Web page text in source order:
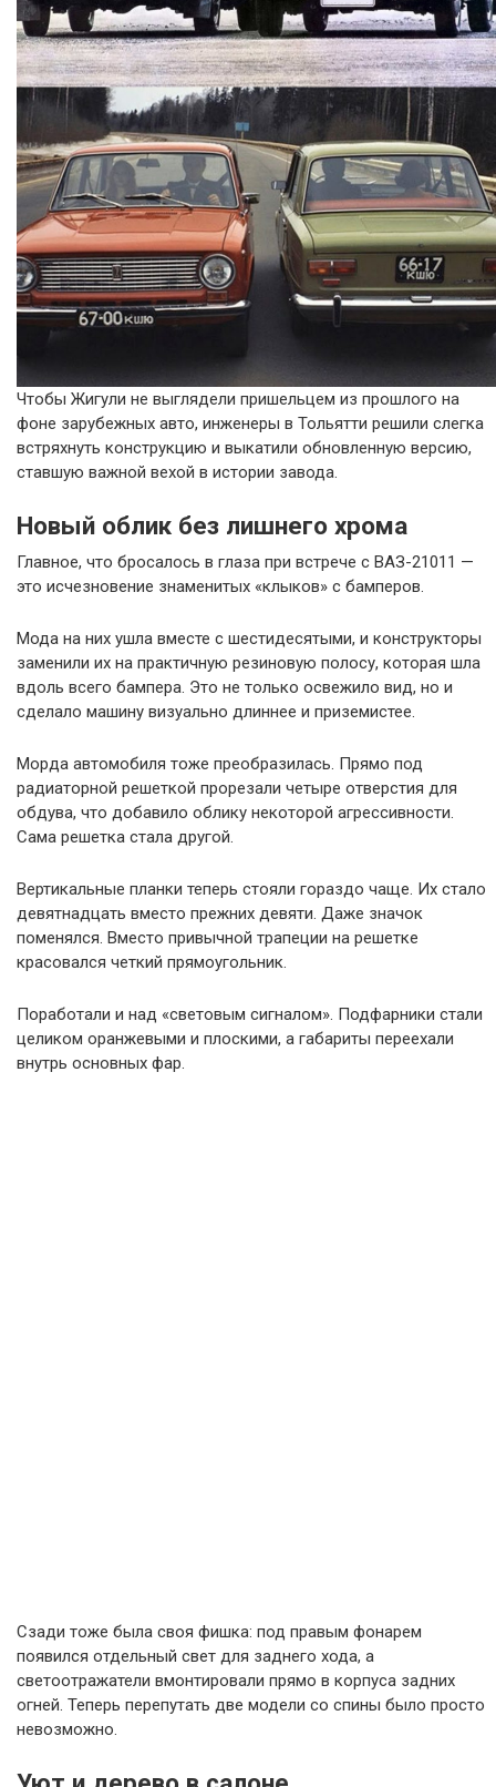
Чтобы Жигули не выглядели пришельцем из прошлого на
фоне зарубежных авто, инженеры в Тольятти решили слегка
встряхнуть конструкцию и выкатили обновленную версию,
ставшую важной вехой в истории завода.
Новый облик без лишнего хрома
Главное, что бросалось в глаза при встрече с ВАЗ-21011 —
это исчезновение знаменитых «клыков» с бамперов.
Мода на них ушла вместе с шестидесятыми, и конструкторы
заменили их на практичную резиновую полосу, которая шла
вдоль всего бампера. Это не только освежило вид, но и
сделало машину визуально длиннее и приземистее.
Морда автомобиля тоже преобразилась. Прямо под
радиаторной решеткой прорезали четыре отверстия для
обдува, что добавило облику некоторой агрессивности.
Сама решетка стала другой.
Вертикальные планки теперь стояли гораздо чаще. Их стало
девятнадцать вместо прежних девяти. Даже значок
поменялся. Вместо привычной трапеции на решетке
красовался четкий прямоугольник.
Поработали и над «световым сигналом». Подфарники стали
целиком оранжевыми и плоскими, а габариты переехали
внутрь основных фар.
Сзади тоже была своя фишка: под правым фонарем
появился отдельный свет для заднего хода, а
светоотражатели вмонтировали прямо в корпуса задних
огней. Теперь перепутать две модели со спины было просто
невозможно.